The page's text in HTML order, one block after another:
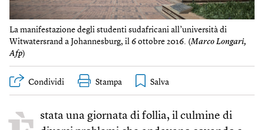
La manifestazione degli studenti sudafricani all’università di
Witwatersrand a Johannesburg, il 6 ottobre 2016. (Marco Longari,
Afp)
Condividi Stampa
stata una giornata di follia, il culmine di